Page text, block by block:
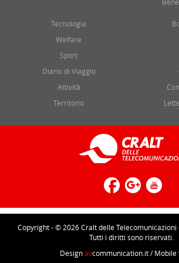
Tecnologia
Welfare
Sport
Diario di Viaggio
Attività
Territorio
Copyright - © 2026 Cralt delle Telecomunicazioni
Tutti i diritti sono riservati.
Designavcommunication.it/ Mobile